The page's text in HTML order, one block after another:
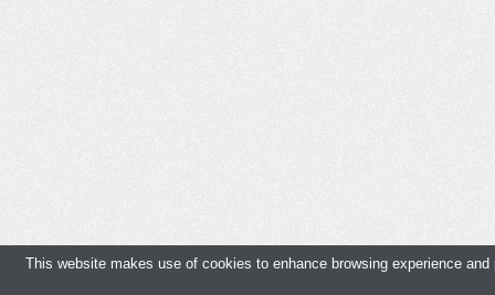
This website makes use of cookies to enhance browsing experience